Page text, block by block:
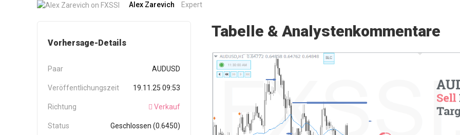
Alex Zarevich Expert
Vorhersage-Details
Paar AUDUSD
Veröffentlichungszeit 19.11.25 09:53
Richtung Verkauf
Status Geschlossen (0.6450)
Tabelle & Analystenkommentare